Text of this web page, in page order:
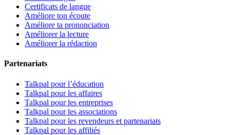
Certificats de langue
Améliore ton écoute
Améliore ta prononciation
Améliorer la lecture
Améliorer la rédaction
Partenariats
Talkpal pour l’éducation
Talkpal pour les affaires
Talkpal pour les entreprises
Talkpal pour les associations
Talkpal pour les revendeurs et partenariats
Talkpal pour les affiliés